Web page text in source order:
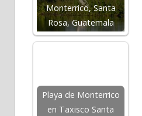
Monterrico, Santa
Rosa, Guatemala
Playa de Monterrico
en Taxisco Santa